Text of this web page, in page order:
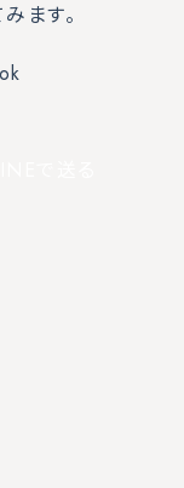
ます。